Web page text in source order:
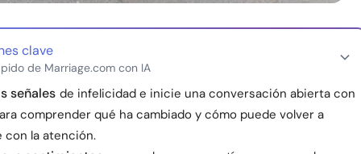
clave
de Marriage.com con IA
señales de infelicidad e inicie una conversación abierta con
comprender qué ha cambiado y cómo puede volver a
la atención.